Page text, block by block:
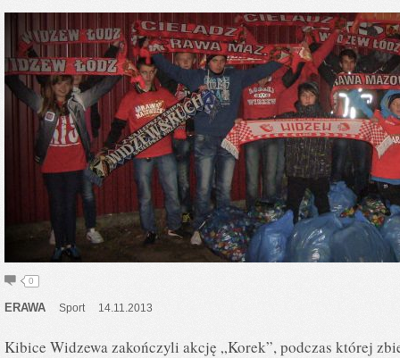
0
ERAWA Sport 14.11.2013
Kibice Widzewa zakończyli akcję „Korek”, podczas której